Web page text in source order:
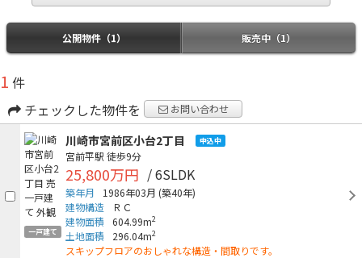
公開物件（1） 販売中（1）
1 件
チェックした物件を
お問い合わせ
一戸建て
川崎市宮前区小台2丁目 申込中
宮前平駅 徒歩9分
25,800万円 / 6SLDK
築年月 1986年03月 (築40年)
建物構造
ＲＣ
建物面積
604.99m2
土地面積 296.04m2
スキップフロアのおしゃれな構造・間取りです。